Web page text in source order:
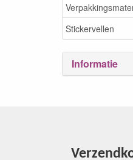
Stickervellen
Informatie